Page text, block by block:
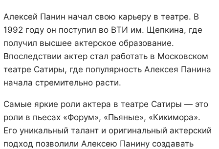
Алексей Панин начал свою карьеру в театре. В
1992 году он поступил во ВТИ им. Щепкина, где
получил высшее актерское образование.
Впоследствии актер стал работать в Московском
театре Сатиры, где популярность Алексея Панина
начала стремительно расти.
Самые яркие роли актера в театре Сатиры — это
роли в пьесах «Форум», «Пьяные», «Кикимора».
Его уникальный талант и оригинальный актерский
подход позволили Алексею Панину создавать